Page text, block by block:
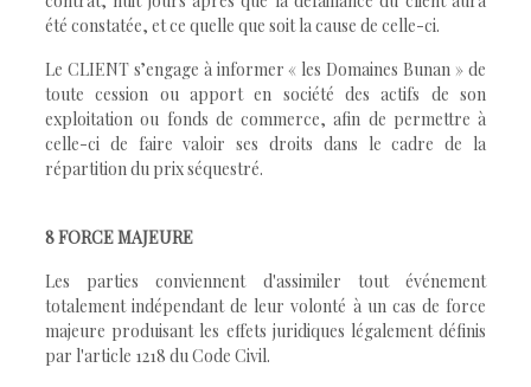
été constatée, et ce quelle que soit la cause de celle-ci.
Le CLIENT s’engage à informer « les Domaines Bunan » de
toute cession ou apport en société des actifs de son
exploitation ou fonds de commerce, afin de permettre à
celle-ci de faire valoir ses droits dans le cadre de la
répartition du prix séquestré.
8 FORCE MAJEURE
Les parties conviennent d'assimiler tout événement
totalement indépendant de leur volonté à un cas de force
majeure produisant les effets juridiques légalement définis
par l'article 1218 du Code Civil.